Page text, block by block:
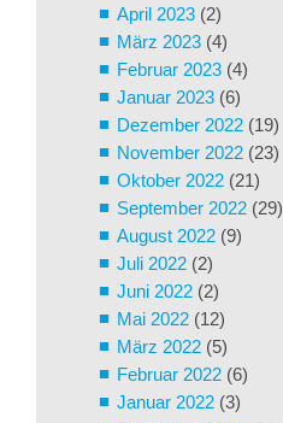
April 2023 (2)
März 2023 (4)
Februar 2023 (4)
Januar 2023 (6)
Dezember 2022 (19)
November 2022 (23)
Oktober 2022 (21)
September 2022 (29)
August 2022 (9)
Juli 2022 (2)
Juni 2022 (2)
Mai 2022 (12)
März 2022 (5)
Februar 2022 (6)
Januar 2022 (3)